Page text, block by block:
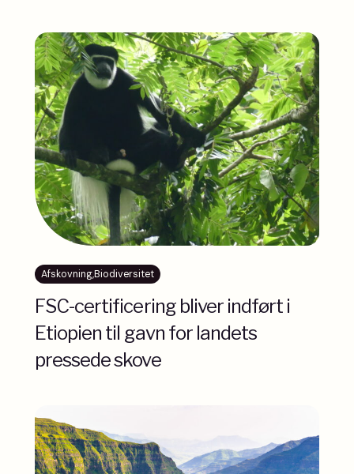
Afskovning,Biodiversitet
FSC-certificering bliver indført i
Etiopien til gavn for landets
pressede skove